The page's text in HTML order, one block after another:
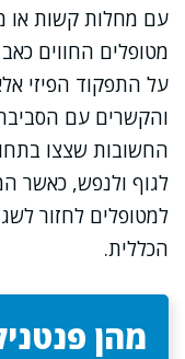
עם מחלות קשות או
מטופלים החווים
על התפקוד הפיזי
והקשרים עם
החשובות שצצו
לגוף ולנפש, כאשר
למטופלים לחזור
הכללית.
מהן